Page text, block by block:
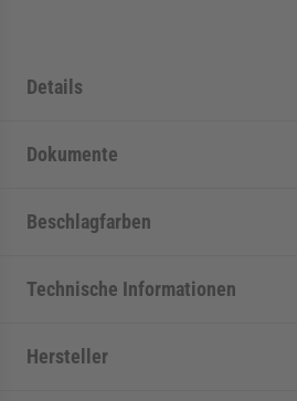
Details
Dokumente
Beschlagfarben
Technische Informationen
Hersteller